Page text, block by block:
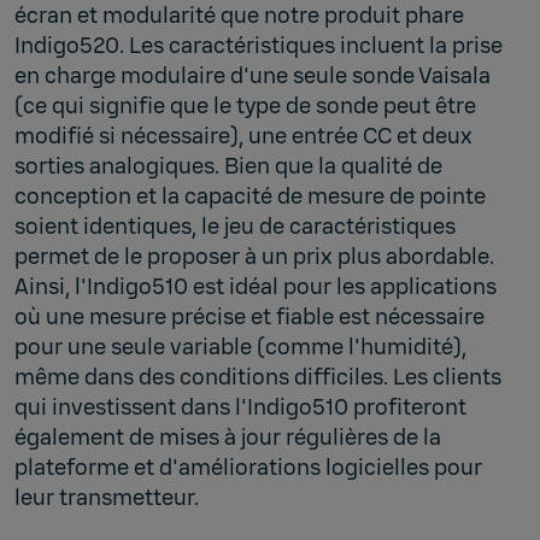
écran et modularité que notre produit phare
Indigo520. Les caractéristiques incluent la prise
en charge modulaire d'une seule sonde Vaisala
(ce qui signifie que le type de sonde peut être
modifié si nécessaire), une entrée CC et deux
sorties analogiques. Bien que la qualité de
conception et la capacité de mesure de pointe
soient identiques, le jeu de caractéristiques
permet de le proposer à un prix plus abordable.
Ainsi, l'Indigo510 est idéal pour les applications
où une mesure précise et fiable est nécessaire
pour une seule variable (comme l'humidité),
même dans des conditions difficiles. Les clients
qui investissent dans l'Indigo510 profiteront
également de mises à jour régulières de la
plateforme et d'améliorations logicielles pour
leur transmetteur.